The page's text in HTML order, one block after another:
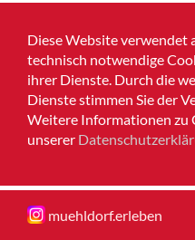
Home
Impressum
Datenschutz
muehldorf.erleben
Diese Website verwendet
technisch notwendige
ihrer Dienste. Durch die
Dienste stimmen Sie der
Weitere Informationen zu
unserer